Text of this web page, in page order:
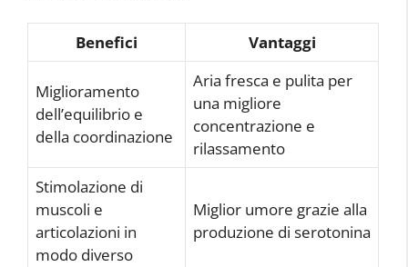
Benefici Vantaggi
Miglioramento
dell’equilibrio e
della coordinazione
Aria fresca e pulita per
una migliore
concentrazione e
rilassamento
Stimolazione di
muscoli e
articolazioni in
modo diverso
Miglior umore grazie alla
produzione di serotonina